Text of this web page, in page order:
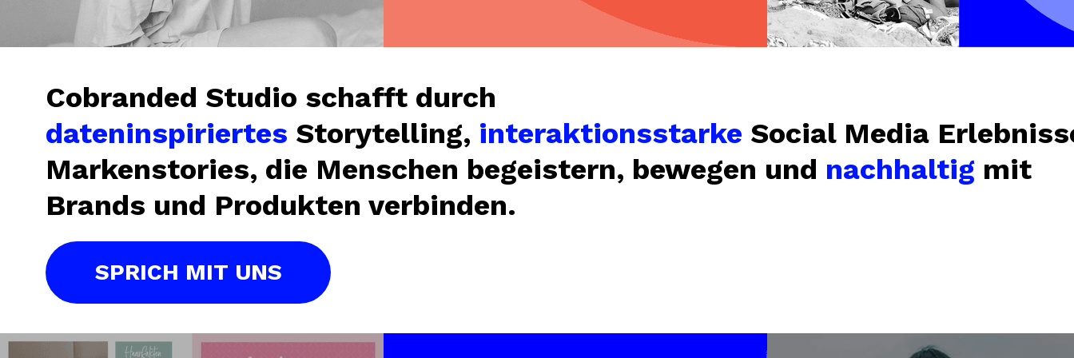
Cobranded Studio schafft durch
dateninspiriertes Storytelling, interaktionsstarke Social Media
Markenstories, die Menschen begeistern, bewegen und nachhaltig mit
Brands und Produkten verbinden.
SPRICH MIT UNS